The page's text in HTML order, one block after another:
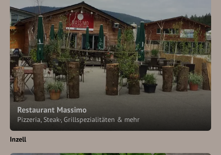
Restaurant Massimo
Pizzeria, Steak-, Grillspezialitäten & mehr
Inzell